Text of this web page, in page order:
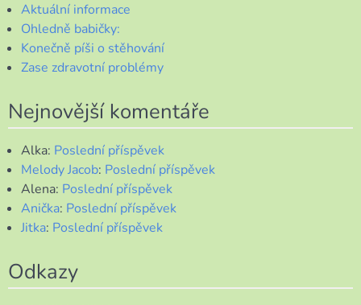
Aktuální informace
Ohledně babičky:
Konečně píši o stěhování
Zase zdravotní problémy
Nejnovější komentáře
Alka: Poslední příspěvek
Melody Jacob: Poslední příspěvek
Alena: Poslední příspěvek
Anička: Poslední příspěvek
Jitka: Poslední příspěvek
Odkazy